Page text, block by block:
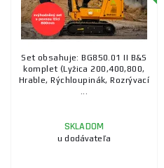
Set obsahuje: BG850.01 II B&S
komplet (Lyžica 200,400,800,
Hrable, Rýchloupinák, Rozrývací
...
SKLADOM
u dodávateľa